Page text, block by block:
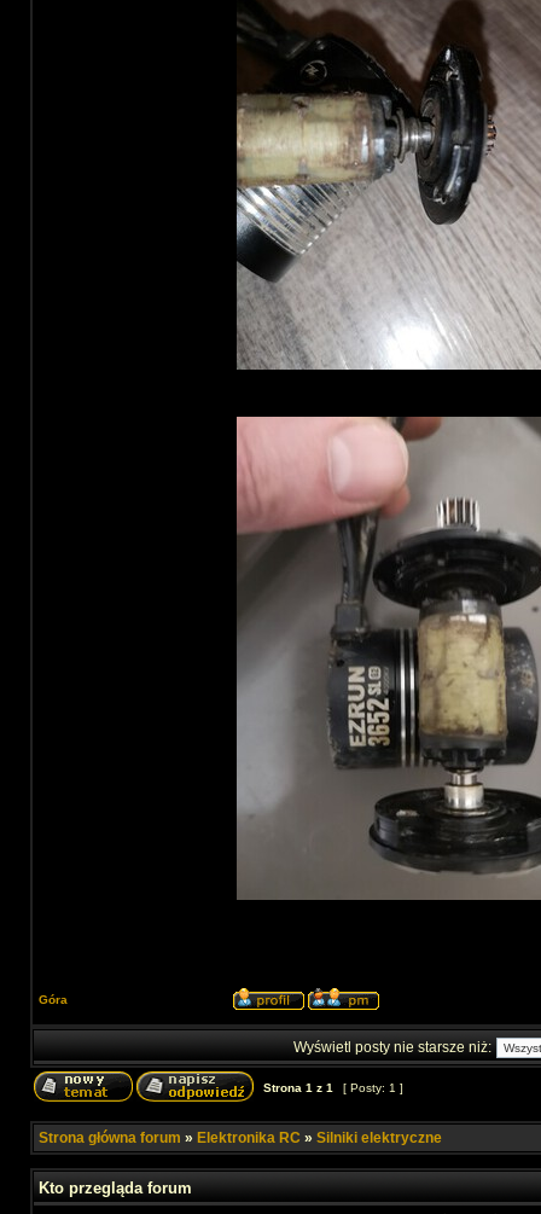
Góra
Wyświetl posty nie starsze niż:
Strona 1 z 1 [ Posty: 1 ]
Strona główna forum » Elektronika RC » Silniki elektryczne
Kto przegląda forum